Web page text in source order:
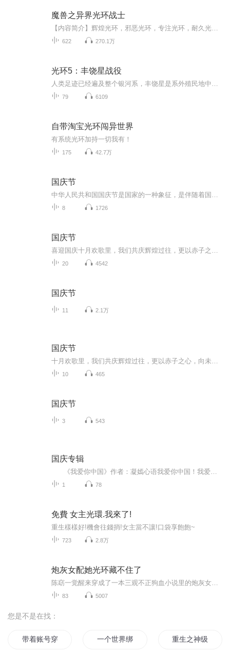
魔兽之异界光环战士
622 270.1万
光环5：丰饶星战役
79 6109
自带淘宝光环闯异世界
有系统光环加持一切我有！
175 42.7万
国庆节
8 1726
国庆节
20 4542
国庆节
11 2.1万
国庆节
10 465
国庆节
3 543
国庆专辑
1 78
免費 女主光環.我來了!
重生樣樣好!機會往錢捎!女主當不讓!口袋享飽飽~
723 2.8万
炮灰女配她光环藏不住了
83 5007
您是不是在找：
带着账号穿绝代 一个世界绑定了我 重生之神级账号